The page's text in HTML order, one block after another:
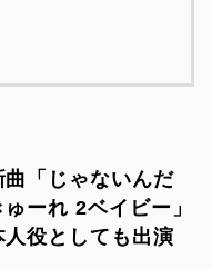
「じゃないんだ
ーれ 2ベイビー」
役としても出演